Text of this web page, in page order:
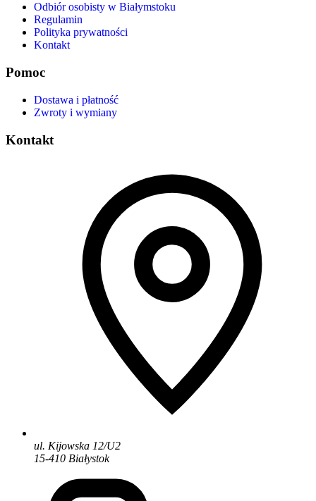
Odbiór osobisty w Białymstoku
Regulamin
Polityka prywatności
Kontakt
Pomoc
Dostawa i płatność
Zwroty i wymiany
Kontakt
ul. Kijowska 12/U2
15-410 Białystok